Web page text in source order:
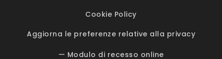
Cookie Policy
Aggiorna le preferenze relative alla privacy
— Modulo di recesso online